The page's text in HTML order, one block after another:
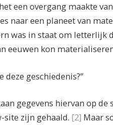
een overgang maakte
naar een planeet van
was in staat om letterlijk
eeuwen kon
deze geschiedenis?”
gegevens hiervan op
site zijn gehaald. [2] Maar